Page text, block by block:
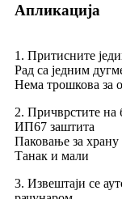
Апликација
1. Притисните
Рад са једним
Нема трошкова за
2. Причврстите на
ИП67 заштита
Паковање за храну
Танак и мали
3. Извештаји се